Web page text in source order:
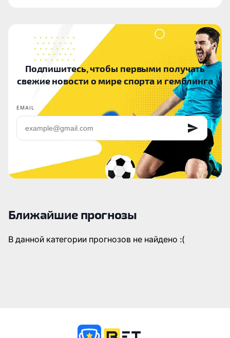
Подпишитесь, чтобы первыми получать
свежие новости о мире спорта и гемблинга
EMAIL
Ближайшие прогнозы
В данной категории прогнозов не найдено :(